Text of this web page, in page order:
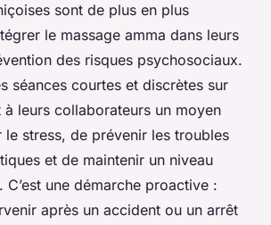
sont de plus en plus
le massage amma dans leurs
des risques psychosociaux.
séances courtes et discrètes sur
leurs collaborateurs un moyen
stress, de prévenir les troubles
et de maintenir un niveau
C’est une démarche proactive :
après un accident ou un arrêt